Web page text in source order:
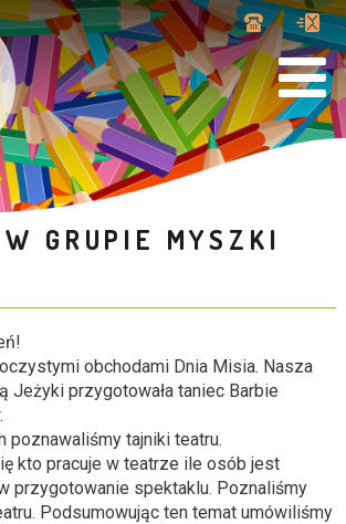
GRUPIE MYSZKI
obchodami Dnia Misia. Nasza
Jeżyki przygotowała taniec Barbie
poznawaliśmy tajniki teatru.
kto pracuje w teatrze ile osób jest
przygotowanie spektaklu. Poznaliśmy
Podsumowując ten temat umówiliśmy